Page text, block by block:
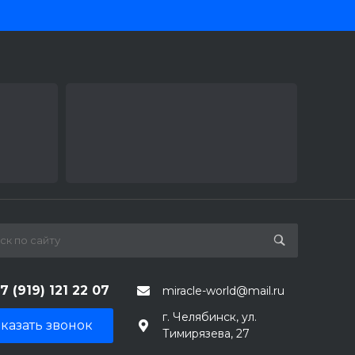
(919) 121 22 07 miracle-world@mail.ru
звонок
г. Челябинск, ул.
Тимирязева, 27